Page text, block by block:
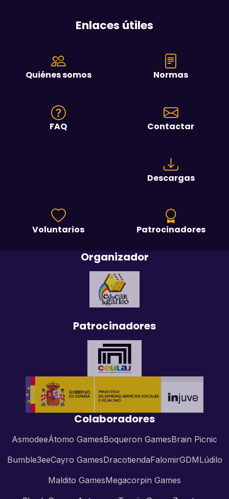
Enlaces útiles
Quiénes somos Normas
FAQ Contactar
Descargas
Voluntarios Patrocinadores
Organizador
Patrocinadores
Colaboradores
AsmodeeÁtomo GamesBoqueron GamesBrain Picnic
Bumble3eeCayro GamesDracotiendaFalomirGDMLúdilo
Maldito GamesMegacorpin Games